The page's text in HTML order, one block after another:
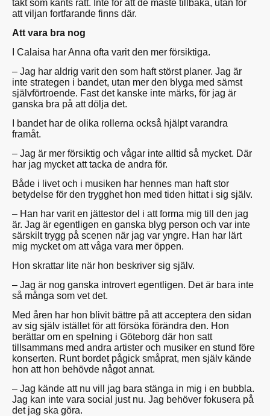
takt som känts rätt. Inte för att de måste tillbaka, utan för
att viljan fortfarande finns där.
Att vara bra nog
I Calaisa har Anna ofta varit den mer försiktiga.
– Jag har aldrig varit den som haft störst planer. Jag är
inte strategen i bandet, utan mer den blyga med sämst
självförtroende. Fast det kanske inte märks, för jag är
ganska bra på att dölja det.
I bandet har de olika rollerna också hjälpt varandra
framåt.
– Jag är mer försiktig och vågar inte alltid så mycket. Där
har jag mycket att tacka de andra för.
Både i livet och i musiken har hennes man haft stor
betydelse för den trygghet hon med tiden hittat i sig själv.
– Han har varit en jättestor del i att forma mig till den jag
är. Jag är egentligen en ganska blyg person och var inte
särskilt trygg på scenen när jag var yngre. Han har lärt
mig mycket om att våga vara mer öppen.
Hon skrattar lite när hon beskriver sig själv.
– Jag är nog ganska introvert egentligen. Det är bara inte
så många som vet det.
Med åren har hon blivit bättre på att acceptera den sidan
av sig själv istället för att försöka förändra den. Hon
berättar om en spelning i Göteborg där hon satt
tillsammans med andra artister och musiker en stund före
konserten. Runt bordet pågick småprat, men själv kände
hon att hon behövde något annat.
– Jag kände att nu vill jag bara stänga in mig i en bubbla.
Jag kan inte vara social just nu. Jag behöver fokusera på
det jag ska göra.